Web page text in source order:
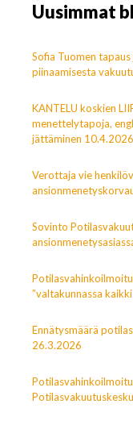
Uusimmat
Sofia Tuomen
piinaamisesta
KANTELU koskien
menettelytapoja,
jättäminen 10.4.2026
Verottaja vie
Sovinto
”valtakunnassa
Ennätysmäärä
26.3.2026